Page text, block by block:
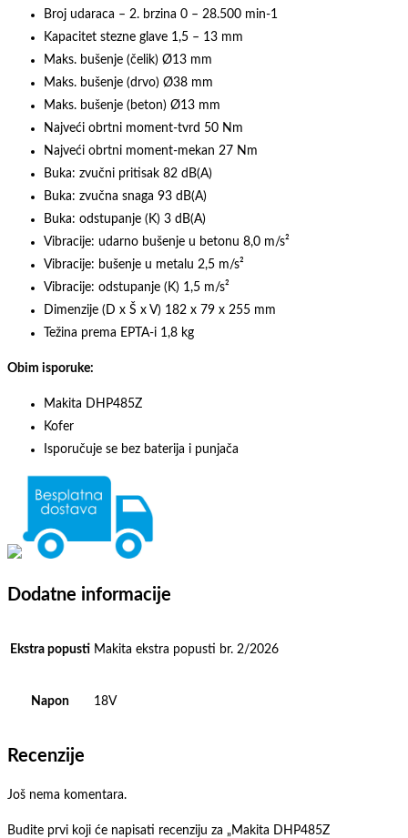
Broj udaraca – 2. brzina 0 – 28.500 min-1
Kapacitet stezne glave 1,5 – 13 mm
Maks. bušenje (čelik) Ø13 mm
Maks. bušenje (drvo) Ø38 mm
Maks. bušenje (beton) Ø13 mm
Najveći obrtni moment-tvrd 50 Nm
Najveći obrtni moment-mekan 27 Nm
Buka: zvučni pritisak 82 dB(A)
Buka: zvučna snaga 93 dB(A)
Buka: odstupanje (K) 3 dB(A)
Vibracije: udarno bušenje u betonu 8,0 m/s²
Vibracije: bušenje u metalu 2,5 m/s²
Vibracije: odstupanje (K) 1,5 m/s²
Dimenzije (D x Š x V) 182 x 79 x 255 mm
Težina prema EPTA-i 1,8 kg
Obim isporuke:
Makita DHP485Z
Kofer
Isporučuje se bez baterija i punjača
Dodatne informacije
Ekstra popusti Makita ekstra popusti br. 2/2026
Napon 18V
Recenzije
Još nema komentara.
Budite prvi koji će napisati recenziju za „Makita DHP485Z